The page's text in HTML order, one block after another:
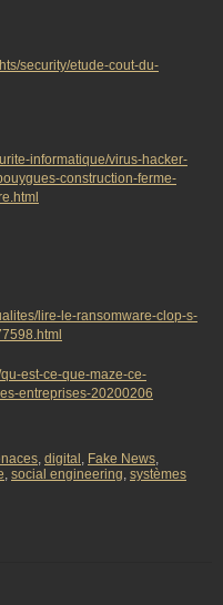
security/etude-cout-du-
informatique/virus-hacker-
construction-ferme-
lire-le-ransomware-clop-s-
est-ce-que-maze-ce-
entreprises-20200206
, digital , Fake News,
, social engineering, systèmes